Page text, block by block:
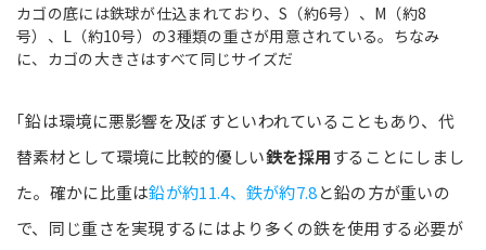
カゴの底には鉄球が仕込まれており、S（約6号）、M（約8
号）、L（約10号）の3種類の重さが用意されている。ちなみ
に、カゴの大きさはすべて同じサイズだ
｢鉛は環境に悪影響を及ぼすといわれていることもあり、代
替素材として環境に比較的優しい鉄を採用することにしまし
た。確かに比重は鉛が約11.4、鉄が約7.8と鉛の方が重いの
で、同じ重さを実現するにはより多くの鉄を使用する必要が